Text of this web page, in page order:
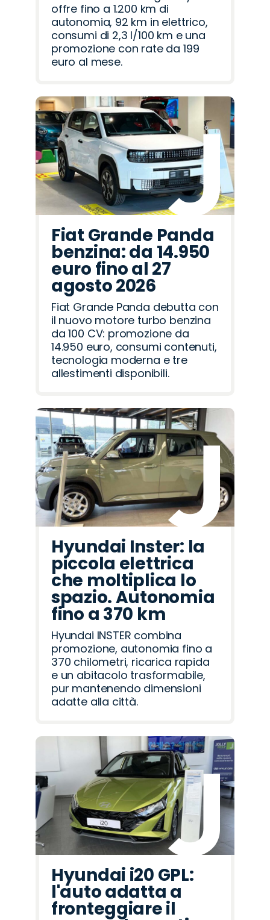
offre fino a 1.200 km di
autonomia, 92 km in elettrico,
consumi di 2,3 l/100 km e una
promozione con rate da 199
euro al mese.
Fiat Grande Panda
benzina: da 14.950
euro fino al 27
agosto 2026
Fiat Grande Panda debutta con
il nuovo motore turbo benzina
da 100 CV: promozione da
14.950 euro, consumi contenuti,
tecnologia moderna e tre
allestimenti disponibili.
Hyundai Inster: la
piccola elettrica
che moltiplica lo
spazio. Autonomia
fino a 370 km
Hyundai INSTER combina
promozione, autonomia fino a
370 chilometri, ricarica rapida
e un abitacolo trasformabile,
pur mantenendo dimensioni
adatte alla città.
Hyundai i20 GPL:
l'auto adatta a
fronteggiare il